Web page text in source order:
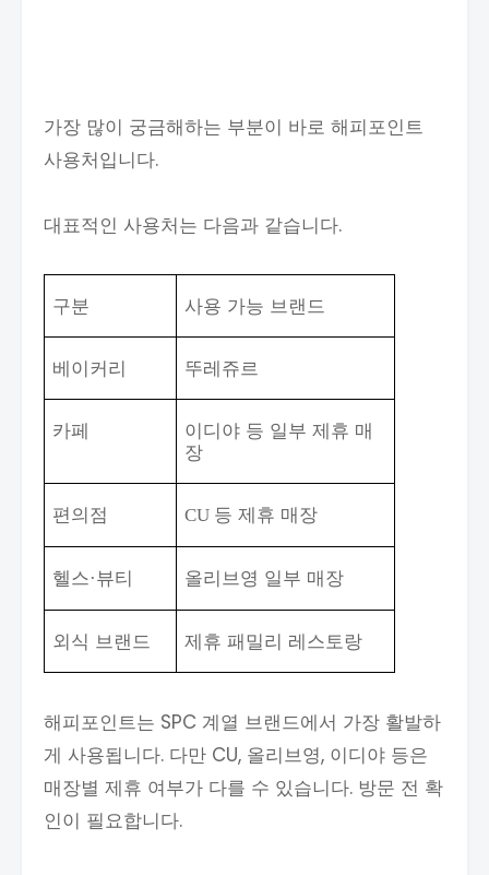
가장 많이 궁금해하는 부분이 바로 해피포인트
사용처입니다.
대표적인 사용처는 다음과 같습니다.
구분 사용 가능 브랜드
베이커리 뚜레쥬르
카페
이디야 등 일부 제휴 매
장
편의점 CU 등 제휴 매장
헬스·뷰티 올리브영 일부 매장
외식 브랜드 제휴 패밀리 레스토랑
해피포인트는 SPC 계열 브랜드에서 가장 활발하
게 사용됩니다. 다만 CU, 올리브영, 이디야 등은
매장별 제휴 여부가 다를 수 있습니다. 방문 전 확
인이 필요합니다.